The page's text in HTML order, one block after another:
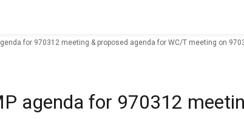
for 970312 meeting & proposed agenda for WC/T meeting on
agenda for 970312